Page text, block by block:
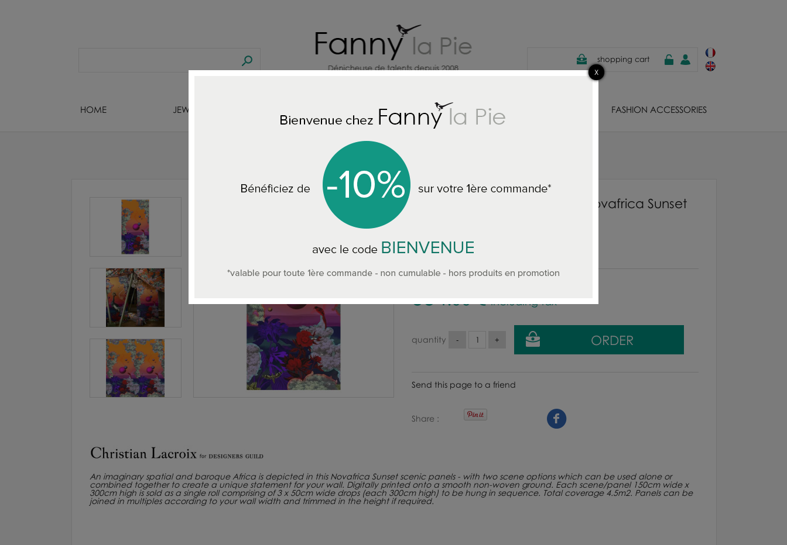
shopping cart
HOME JEWELS DESIGNERS HOME DECORATION DESIGNERS FASHION ACCESSORIES
Christian Lacroix Wallpaper Novafrica Sunset scene 2 Tangerine
Christian Lacroix Wallpaper Novafrica Sunset
PCL7050/01
334.00€Including tax
quantity
Send this page to a friend
Share
An imaginary spatial and baroque Africa is depicted in this Novafrica Sunset scenic panels - with two scene options which can be used alone or
combined together to create a unique statement for your wall. Digitally printed onto a smooth non-woven ground. Each scene/panel 150cm wide x
300cm high is sold as a single roll comprising of 3 x 50cm wide drops (each 300cm high) to be hung in sequence. Total coverage 4.5m2. Panels can be
joined in multiples according to your wall width and trimmed in the height if required.